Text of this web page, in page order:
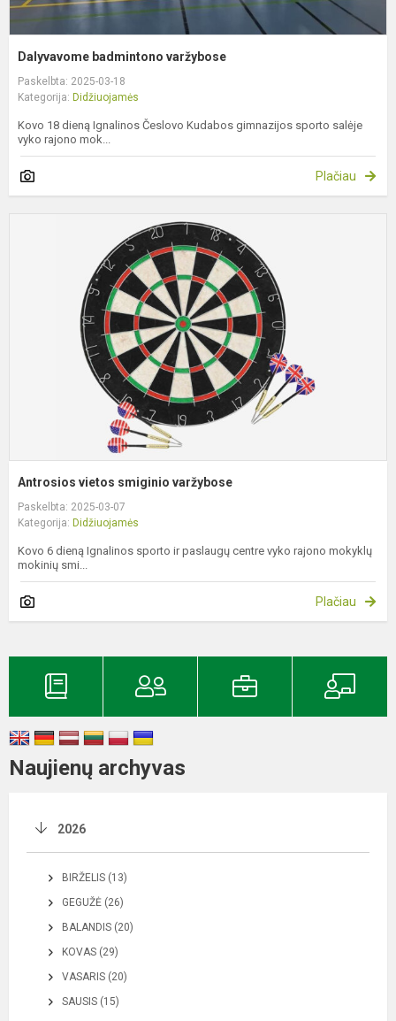
Dalyvavome badmintono varžybose
Paskelbta: 2025-03-18
Kategorija: Didžiuojamės
Kovo 18 dieną Ignalinos Česlovo Kudabos gimnazijos sporto salėje
vyko rajono mok...
Plačiau
Antrosios vietos smiginio varžybose
Paskelbta: 2025-03-07
Kategorija: Didžiuojamės
Kovo 6 dieną Ignalinos sporto ir paslaugų centre vyko rajono mokyklų
mokinių smi...
Plačiau
Naujienų archyvas
2026
BIRŽELIS (13)
GEGUŽĖ (26)
BALANDIS (20)
KOVAS (29)
VASARIS (20)
SAUSIS (15)